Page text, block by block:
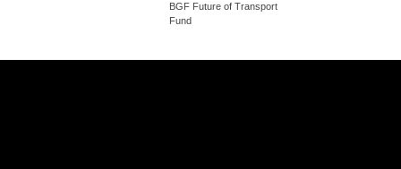
BGF Future of Transport
Fund